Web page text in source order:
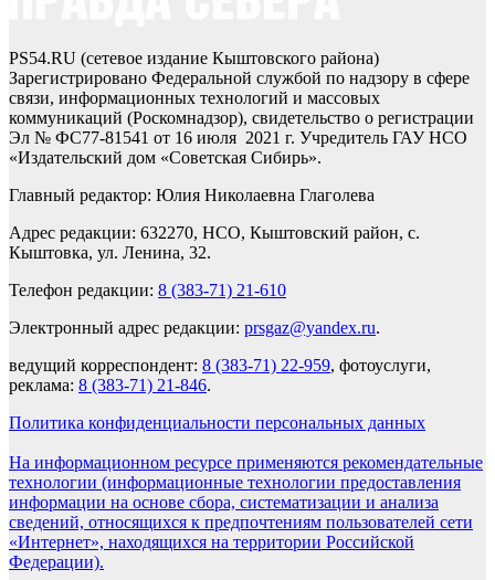
PS54.RU (сетевое издание Кыштовского района)
Зарегистрировано Федеральной службой по надзору в сфере
связи, информационных технологий и массовых
коммуникаций (Роскомнадзор), свидетельство о регистрации
Эл № ФС77-81541 от 16 июля 2021 г. Учредитель ГАУ НСО
«Издательский дом «Советская Сибирь».
Главный редактор: Юлия Николаевна Глаголева
Адрес редакции: 632270, НСО, Кыштовский район, с.
Кыштовка, ул. Ленина, 32.
Телефон редакции: 8 (383-71) 21-610
Электронный адрес редакции: prsgaz@yandex.ru.
ведущий корреспондент: 8 (383-71) 22-959, фотоуслуги,
реклама: 8 (383-71) 21-846.
Политика конфиденциальности персональных данных
На информационном ресурсе применяются рекомендательные
технологии (информационные технологии предоставления
информации на основе сбора, систематизации и анализа
сведений, относящихся к предпочтениям пользователей сети
«Интернет», находящихся на территории Российской
Федерации).